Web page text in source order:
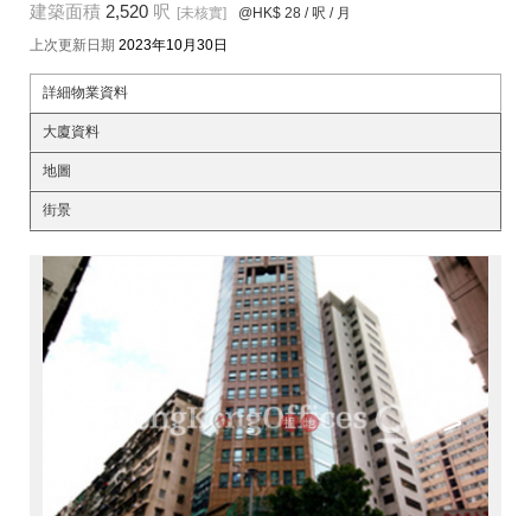
建築面積 2,520 呎 [未核實] @HK$ 28 / 呎 / 月
上次更新日期 2023年10月30日
詳細物業資料
大廈資料
地圖
街景
>